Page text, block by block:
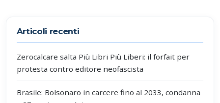
Articoli recenti
Zerocalcare salta Più Libri Più Liberi: il forfait per
protesta contro editore neofascista
Brasile: Bolsonaro in carcere fino al 2033, condanna